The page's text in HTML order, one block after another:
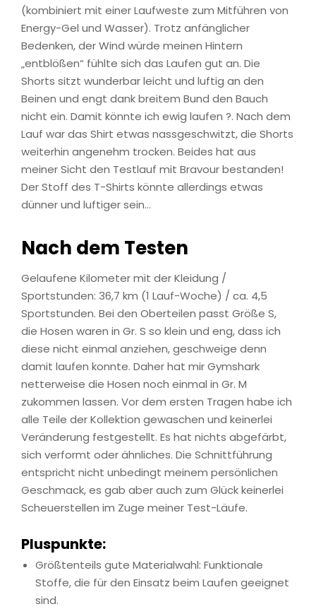
(kombiniert mit einer Laufweste zum Mitführen von
Energy-Gel und Wasser). Trotz anfänglicher
Bedenken, der Wind würde meinen Hintern
„entblößen“ fühlte sich das Laufen gut an. Die
Shorts sitzt wunderbar leicht und luftig an den
Beinen und engt dank breitem Bund den Bauch
nicht ein. Damit könnte ich ewig laufen ?. Nach dem
Lauf war das Shirt etwas nassgeschwitzt, die Shorts
weiterhin angenehm trocken. Beides hat aus
meiner Sicht den Testlauf mit Bravour bestanden!
Der Stoff des T-Shirts könnte allerdings etwas
dünner und luftiger sein…
Nach dem Testen
Gelaufene Kilometer mit der Kleidung /
Sportstunden: 36,7 km (1 Lauf-Woche) / ca. 4,5
Sportstunden. Bei den Oberteilen passt Größe S,
die Hosen waren in Gr. S so klein und eng, dass ich
diese nicht einmal anziehen, geschweige denn
damit laufen konnte. Daher hat mir Gymshark
netterweise die Hosen noch einmal in Gr. M
zukommen lassen. Vor dem ersten Tragen habe ich
alle Teile der Kollektion gewaschen und keinerlei
Veränderung festgestellt. Es hat nichts abgefärbt,
sich verformt oder ähnliches. Die Schnittführung
entspricht nicht unbedingt meinem persönlichen
Geschmack, es gab aber auch zum Glück keinerlei
Scheuerstellen im Zuge meiner Test-Läufe.
Pluspunkte:
Größtenteils gute Materialwahl: Funktionale
Stoffe, die für den Einsatz beim Laufen geeignet
sind.